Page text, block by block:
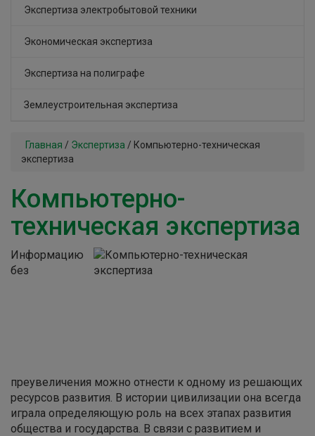
Экспертиза электробытовой техники
Экономическая экспертиза
Экспертиза на полиграфе
Землеустроительная экспертиза
Главная / Экспертиза / Компьютерно-техническая
экспертиза
Компьютерно-
техническая экспертиза
Информацию
без
преувеличения можно отнести к одному из решающих
ресурсов развития. В истории цивилизации она всегда
играла определяющую роль на всех этапах развития
общества и государства. В связи с развитием и